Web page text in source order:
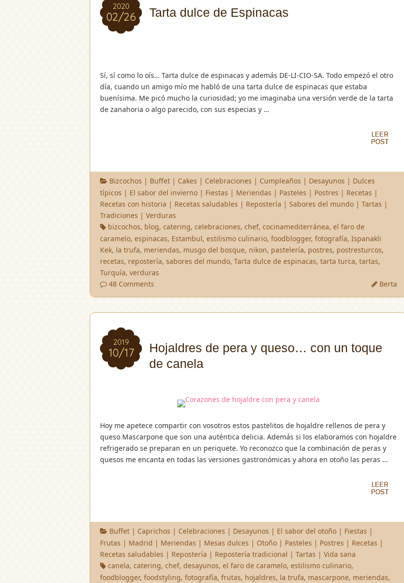
2020
02/26
2020
02/26 Tarta dulce de Espinacas
Sí, sí como lo oís… Tarta dulce de espinacas y además DE-LI-CIO-SA. Todo empezó el otro
día, cuando un amigo mío me habló de una tarta dulce de espinacas que estaba
buenísima. Me picó mucho la curiosidad; yo me imaginaba una versión verde de la tarta
de zanahoria o algo parecido, con sus especias y …
LEER
POST
LEER
POST
Bizcochos | Buffet | Cakes | Celebraciones | Cumpleaños | Desayunos | Dulces
típicos | El sabor del invierno | Fiestas | Meriendas | Pasteles | Postres | Recetas |
Recetas con historia | Recetas saludables | Repostería | Sabores del mundo | Tartas |
Tradiciones | Verduras
bizcochos, blog,catering,celebraciones,chef,cocinamediterránea,el faro de
caramelo, espinacas, Estambul, estilismo culinario, foodblogger, fotografía, Ispanakli
Kek, la trufa, meriendas, musgo del bosque, nikon, pastelería, postres, postresturcos,
recetas, repostería, sabores del mundo, Tarta dulce de espinacas, tarta turca, tartas,
Turquía, verduras
48 Comments
Berta
2019
10/17
2019
10/17
Hojaldres de pera y queso… con un toque
de canela
Hoy me apetece compartir con vosotros estos pastelitos de hojaldre rellenos de pera y
queso Mascarpone que son una auténtica delicia. Además si los elaboramos con hojaldre
refrigerado se preparan en un periquete. Yo reconozco que la combinación de peras y
quesos me encanta en todas las versiones gastronómicas y ahora en otoño las peras …
LEER
POST
LEER
POST
Buffet | Caprichos | Celebraciones | Desayunos | El sabor del otoño | Fiestas |
Frutas | Madrid | Meriendas | Mesas dulces | Otoño | Pasteles | Postres | Recetas |
Recetas saludables | Repostería | Repostería tradicional | Tartas | Vida sana
canela,catering,chef,desayunos,el faro de caramelo,estilismo culinario,
foodblogger, foodstyling, fotografía, frutas, hojaldres, la trufa, mascarpone, meriendas,